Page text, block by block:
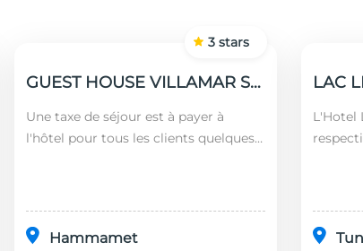
GUEST HOUSE VILLAMAR SUITES & VILLAS
Une taxe de séjour est à payer à
l'hôtel pour tous les clients quelques
Hammamet
3 stars
LAC
L'Hotel